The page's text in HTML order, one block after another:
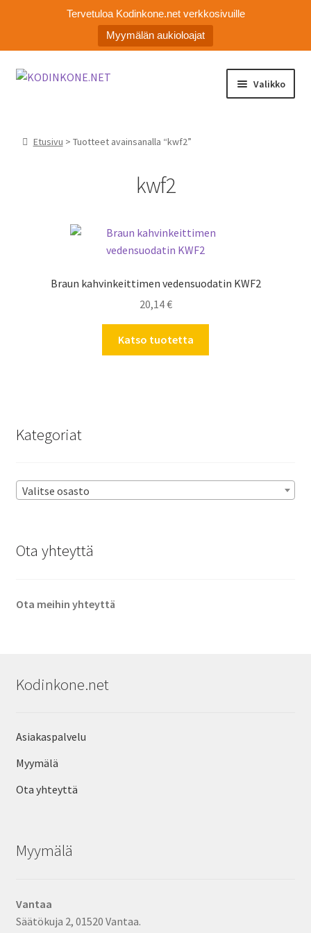
Tervetuloa Kodinkone.net verkkosivuille
Myymälän aukioloajat
Siirry
Siirry
Valikko
Asiakaspalvelu
Etusivu > Tuotteet avainsanalla “kwf2”
kwf2
Braun kahvinkeittimen vedensuodatin KWF2
20,14€
Katso tuotetta
Kategoriat
Valitse osasto
Ota yhteyttä
Ota meihin yhteyttä
Kodinkone.net
Asiakaspalvelu
Myymälä
Ota yhteyttä
Myymälä
Vantaa
Säätökuja 2, 01520 Vantaa.